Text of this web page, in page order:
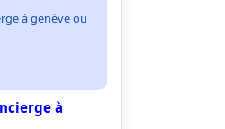
à genève ou
à